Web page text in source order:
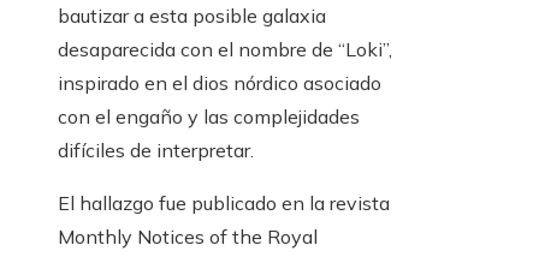
bautizar a esta posible galaxia
desaparecida con el nombre de “Loki”,
inspirado en el dios nórdico asociado
con el engaño y las complejidades
difíciles de interpretar.
El hallazgo fue publicado en la revista
Monthly Notices of the Royal